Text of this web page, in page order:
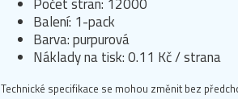
Balení: 1-pack
Barva: purpurová
Náklady na tisk: 0.11 Kč / strana
Technické specifikace se mohou změnit bez